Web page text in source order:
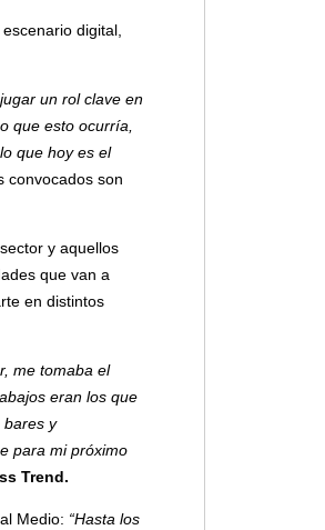
digital,
un rol clave en
que esto ocurría,
que hoy es el
convocados son
y aquellos
que van a
en distintos
me tomaba el
eran los que
bares y
para mi próximo
Trend.
Medio: “Hasta los